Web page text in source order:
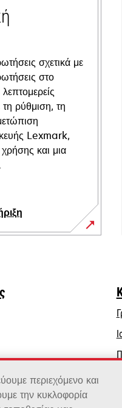
σχετικά με
στο
ρύθμιση, τη
Lexmark,
και μια
περιεχόμενο και
την κυκλοφορία